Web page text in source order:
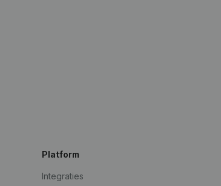
Platform
Integraties